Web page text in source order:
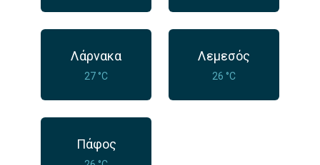
Λάρνακα
27 °C
Λεμεσός
26 °C
Πάφος